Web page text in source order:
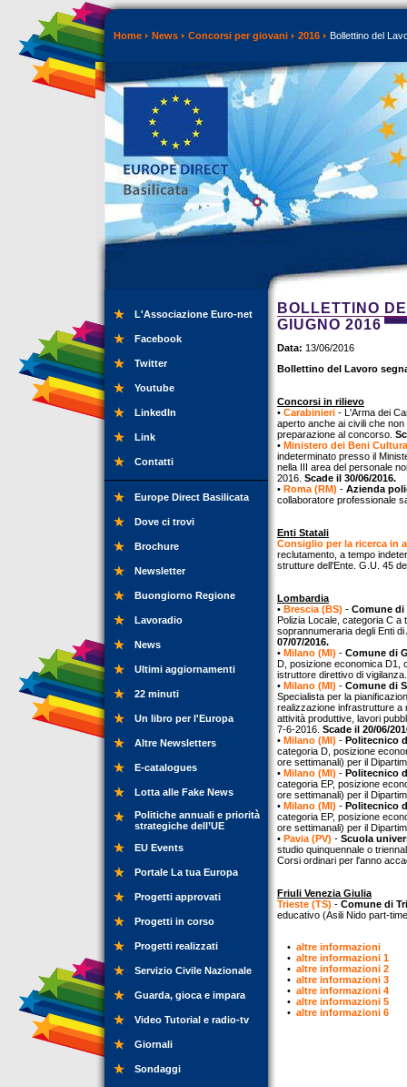
Home News Concorsi per giovani 2016 Bollettino del
L'Associazione Euro-net
Facebook
Twitter
Youtube
LinkedIn
Link
Contatti
Europe Direct Basilicata
Dove ci trovi
Brochure
Newsletter
Buongiorno Regione
Lavoradio
News
Ultimi aggiornamenti
22 minuti
Un libro per l'Europa
Altre Newsletters
E-catalogues
Lotta alle Fake News
Politiche annuali e priorità
strategiche dell’UE
EU Events
Portale La tua Europa
Progetti approvati
Progetti in corso
Progetti realizzati
Servizio Civile Nazionale
Guarda, gioca e impara
Video Tutorial e radio-tv
Giornali
Sondaggi
BOLLETTINO
GIUGNO 2016
Data: 13/06/2016
Bollettino del Lavoro
Concorsi in rilievo
• Carabinieri - L'Arma dei
aperto anche ai civili che
preparazione al concorso.
• Ministero dei Beni
indeterminato presso il
nella III area del personale
2016. Scade il 30/06/2016.
• Roma (RM) - Azienda
collaboratore professionale
Enti Statali
Consiglio per la ricerca in
reclutamento, a tempo
strutture dell'Ente. G.U. 45
Lombardia
• Brescia (BS) - Comune di
Polizia Locale, categoria C a
soprannumeraria degli Enti
07/07/2016.
• Milano (MI) - Comune di
D, posizione economica D1,
istruttore direttivo di
• Milano (MI) - Comune di
Specialista per la
realizzazione infrastrutture a
attività produttive, lavori
7-6-2016. Scade il 20/06/
• Milano (MI) - Politecnico
categoria D, posizione
ore settimanali) per il
• Milano (MI) - Politecnico
categoria EP, posizione
ore settimanali) per il
• Milano (MI) - Politecnico
categoria EP, posizione
ore settimanali) per il
• Pavia (PV) - Scuola
studio quinquennale o
Corsi ordinari per l'anno
Friuli Venezia Giulia
Trieste (TS) - Comune di
educativo (Asili Nido part-time
• altre informazioni
• altre informazioni 1
• altre informazioni 2
• altre informazioni 3
• altre informazioni 4
• altre informazioni 5
• altre informazioni 6